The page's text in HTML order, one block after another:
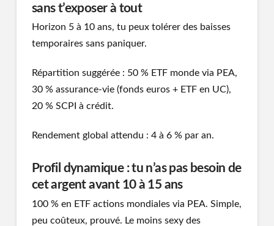
sans t’exposer à tout
Horizon 5 à 10 ans, tu peux tolérer des baisses
temporaires sans paniquer.
Répartition suggérée : 50 % ETF monde via PEA,
30 % assurance-vie (fonds euros + ETF en UC),
20 % SCPI à crédit.
Rendement global attendu : 4 à 6 % par an.
Profil dynamique : tu n’as pas besoin de
cet argent avant 10 à 15 ans
100 % en ETF actions mondiales via PEA. Simple,
peu coûteux, prouvé. Le moins sexy des